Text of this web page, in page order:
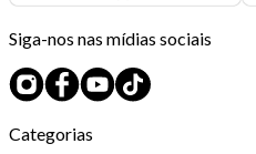
Siga-nos nas mídias sociais
Categorias